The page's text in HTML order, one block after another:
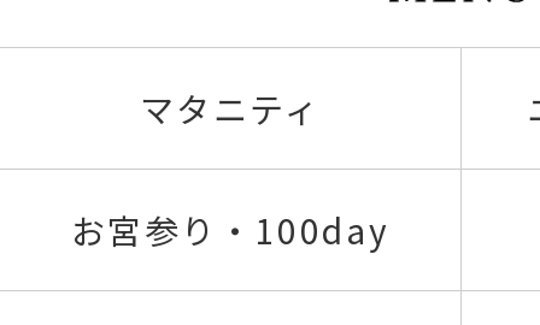
マタニティ
お宮参り・100day